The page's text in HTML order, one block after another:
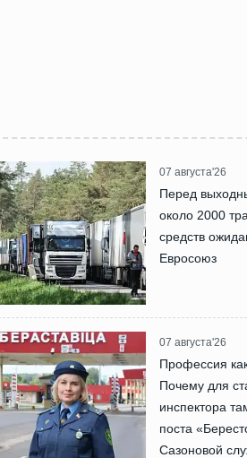
07 августа'26
Перед
около 2000
средств
Евросоюз
07 августа'26
Профессия
Почему для
инспектора
поста
Сазоновой